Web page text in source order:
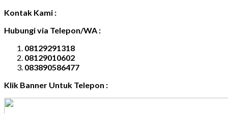
Kontak Kami :
Hubungi via Telepon/WA :
08129291318
08129010602
083890586477
Klik Banner Untuk Telepon :